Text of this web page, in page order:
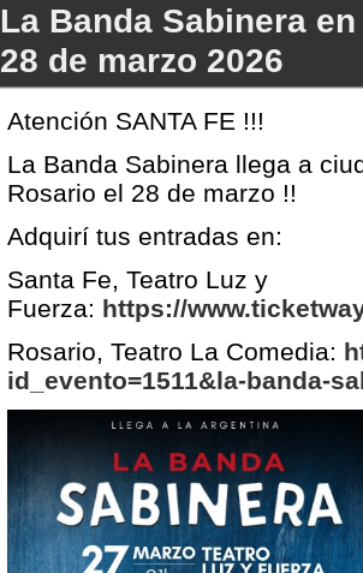
La Banda Sabinera
28 de marzo 2026
Atención SANTA FE !!!
La Banda Sabinera llega a
Rosario el 28 de marzo !!
Adquirí tus entradas en:
Santa Fe, Teatro Luz y
Fuerza: https://
Rosario, Teatro La Comedia:
id_evento=1511&la-banda-